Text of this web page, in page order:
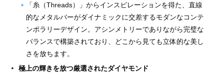
「糸（Threads）」からインスピレーションを得た、直線
的なメタルバーがダイナミックに交差するモダンなコンテ
ンポラリーデザイン。アシンメトリーでありながら完璧な
バランスで構築されており、どこから見ても立体的な美し
さを放ちます。
極上の輝きを放つ厳選されたダイヤモンド